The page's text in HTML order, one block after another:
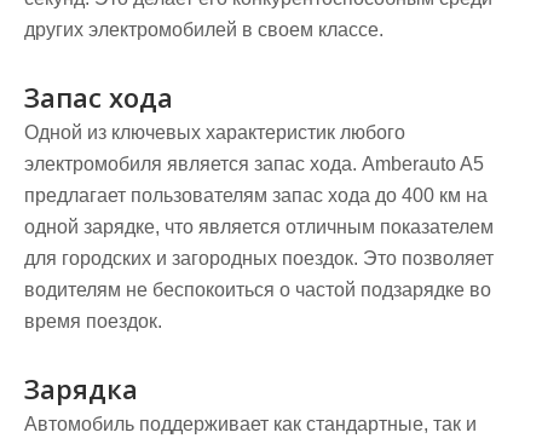
других электромобилей в своем классе.
Запас хода
Одной из ключевых характеристик любого
электромобиля является запас хода. Amberauto A5
предлагает пользователям запас хода до 400 км на
одной зарядке, что является отличным показателем
для городских и загородных поездок. Это позволяет
водителям не беспокоиться о частой подзарядке во
время поездок.
Зарядка
Автомобиль поддерживает как стандартные, так и